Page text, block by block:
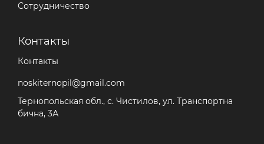
Сотрудничество
Контакты
Контакты
noskiternopil@gmail.com
Тернопольская обл., с. Чистилов, ул. Транспортна
бична, 3А